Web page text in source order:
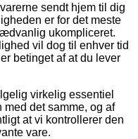
sendt hjem til dig
er for det meste
ukompliceret.
vil dog til enhver tid
betinget af at du lever
virkelig essentiel
med det samme, og af
at vi kontrollerer den
vare.